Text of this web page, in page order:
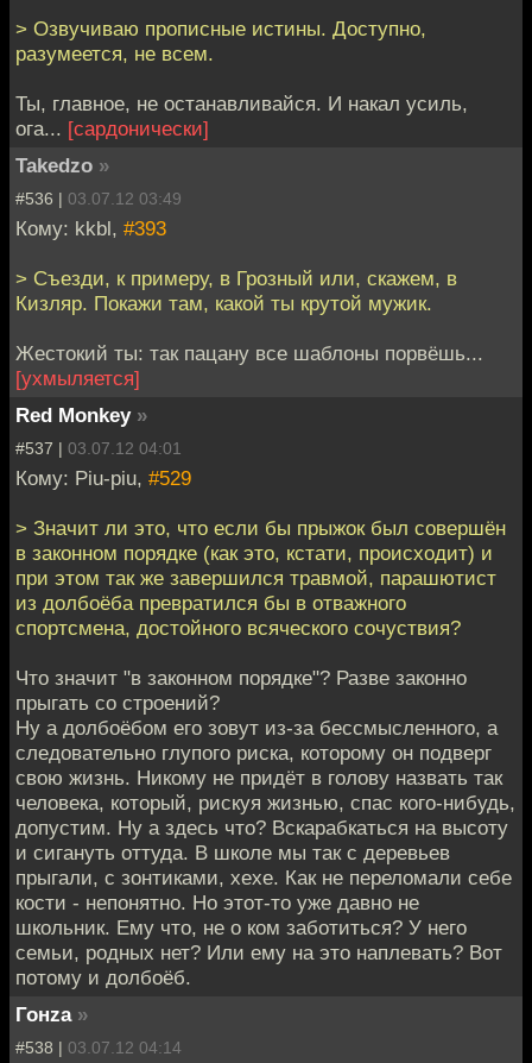
> Озвучиваю прописные истины. Доступно,
разумеется, не всем.
Ты, главное, не останавливайся. И накал усиль,
ога... [сардонически]
Takedzo »
#536 | 03.07.12 03:49
Кому: kkbl, #393
> Съезди, к примеру, в Грозный или, скажем, в
Кизляр. Покажи там, какой ты крутой мужик.
Жестокий ты: так пацану все шаблоны порвёшь...
[ухмыляется]
Red Monkey »
#537 | 03.07.12 04:01
Кому: Piu-piu, #529
> Значит ли это, что если бы прыжок был совершён
в законном порядке (как это, кстати, происходит) и
при этом так же завершился травмой, парашютист
из долбоёба превратился бы в отважного
спортсмена, достойного всяческого сочуствия?
Что значит "в законном порядке"? Разве законно
прыгать со строений?
Ну а долбоёбом его зовут из-за бессмысленного, а
следовательно глупого риска, которому он подверг
свою жизнь. Никому не придёт в голову назвать так
человека, который, рискуя жизнью, спас кого-нибудь,
допустим. Ну а здесь что? Вскарабкаться на высоту
и сигануть оттуда. В школе мы так с деревьев
прыгали, с зонтиками, хехе. Как не переломали себе
кости - непонятно. Но этот-то уже давно не
школьник. Ему что, не о ком заботиться? У него
семьи, родных нет? Или ему на это наплевать? Вот
потому и долбоёб.
Гонzа »
#538 | 03.07.12 04:14